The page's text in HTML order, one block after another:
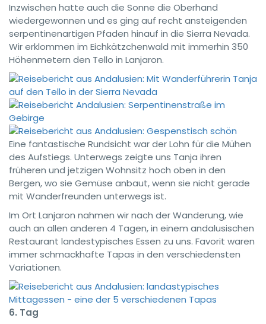
Inzwischen hatte auch die Sonne die Oberhand
wiedergewonnen und es ging auf recht ansteigenden
serpentinenartigen Pfaden hinauf in die Sierra Nevada.
Wir erklommen im Eichkätzchenwald mit immerhin 350
Höhenmetern den Tello in Lanjaron.
Eine fantastische Rundsicht war der Lohn für die Mühen
des Aufstiegs. Unterwegs zeigte uns Tanja ihren
früheren und jetzigen Wohnsitz hoch oben in den
Bergen, wo sie Gemüse anbaut, wenn sie nicht gerade
mit Wanderfreunden unterwegs ist.
Im Ort Lanjaron nahmen wir nach der Wanderung, wie
auch an allen anderen 4 Tagen, in einem andalusischen
Restaurant landestypisches Essen zu uns. Favorit waren
immer schmackhafte Tapas in den verschiedensten
Variationen.
6. Tag